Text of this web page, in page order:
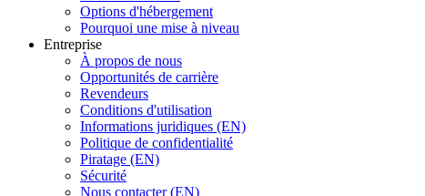
Options d'hébergement
Pourquoi une mise à niveau
Entreprise
À propos de nous
Opportunités de carrière
Revendeurs
Conditions d'utilisation
Informations juridiques (EN)
Politique de confidentialité
Piratage (EN)
Sécurité
Nous contacter (EN)